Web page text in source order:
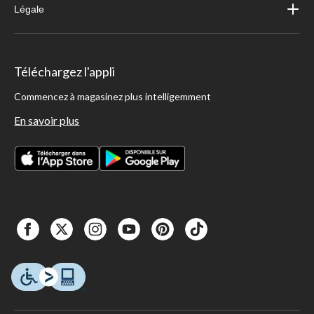
Légale
Téléchargez l'appli
Commencez à magasinez plus intelligemment
En savoir plus